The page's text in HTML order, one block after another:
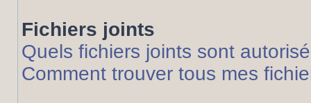
Fichiers joints
Quels fichiers joints sont
Comment trouver tous mes